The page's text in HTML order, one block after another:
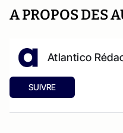
A PROPOS DES
Atlantico
SUIVRE